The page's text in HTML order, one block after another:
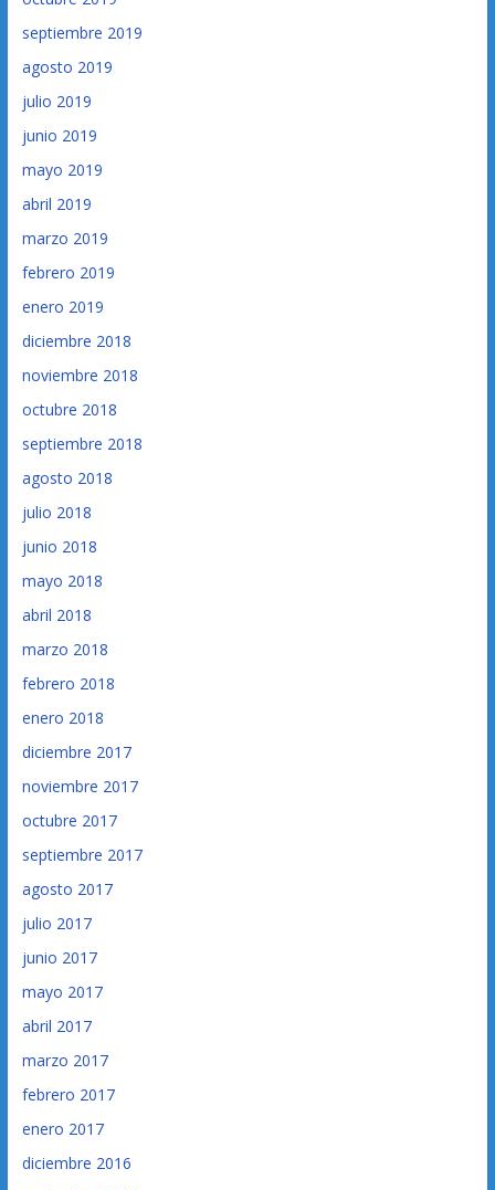
septiembre 2019
agosto 2019
julio 2019
junio 2019
mayo 2019
abril 2019
marzo 2019
febrero 2019
enero 2019
diciembre 2018
noviembre 2018
octubre 2018
septiembre 2018
agosto 2018
julio 2018
junio 2018
mayo 2018
abril 2018
marzo 2018
febrero 2018
enero 2018
diciembre 2017
noviembre 2017
octubre 2017
septiembre 2017
agosto 2017
julio 2017
junio 2017
mayo 2017
abril 2017
marzo 2017
febrero 2017
enero 2017
diciembre 2016